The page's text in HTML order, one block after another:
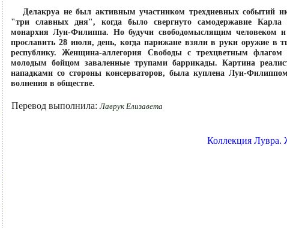
Делакруа не был активным участником трехдневных событий
"три славных дня", когда было свергнуто самодержавие Карла
монархия Луи-Филиппа. Но будучи свободомыслящим человеком
прославить 28 июля, день, когда парижане взяли в руки оружие в
республику. Женщина-аллегория Свободы с трехцветным
молодым бойцом заваленные трупами баррикады. Картина
нападками со стороны консерваторов, была куплена Луи-
волнения в обществе.
Перевод выполнила:Лаврук Елизавета
Коллекция